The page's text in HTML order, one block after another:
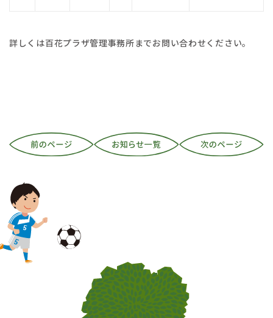
詳しくは百花プラザ管理事務所までお問い合わせください。